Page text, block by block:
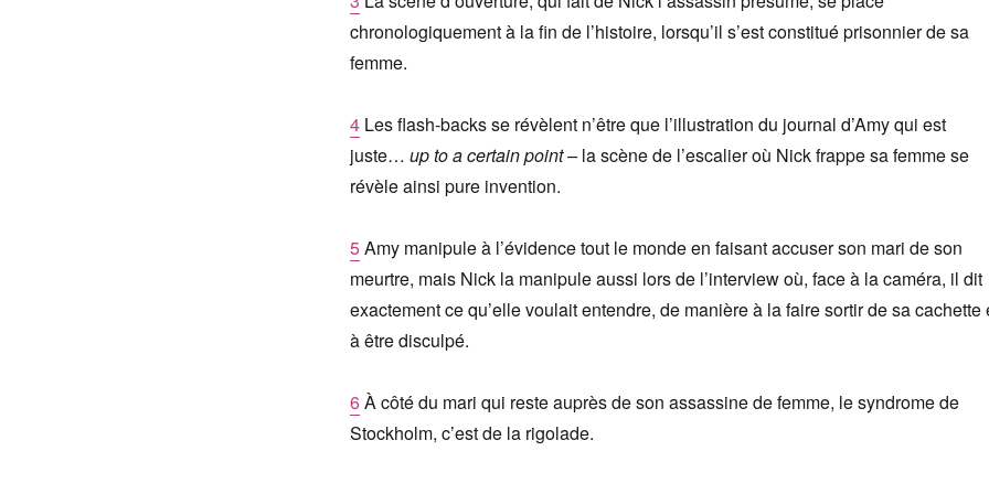
chronologiquement à la fin de l’histoire, lorsqu’il s’est constitué prisonnier de sa
femme.
4Les flash-backs se révèlent n’être que l’illustration du journal d’Amy qui est
juste… up to a certain point –la scène de l’escalier où Nick frappe sa femme se
révèle ainsi pure invention.
5Amy manipule à l’évidence tout le monde en faisant accuser son mari de son
meurtre, mais Nick la manipule aussi lors de l’interview où, face à la caméra, il dit
exactement ce qu’elle voulait entendre, de manière à la faire sortir de sa cachette
à être disculpé.
6À côté du mari qui reste auprès de son assassine de femme, le syndrome de
Stockholm, c’est de la rigolade.